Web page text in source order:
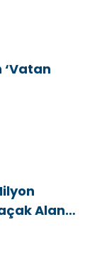
Alan